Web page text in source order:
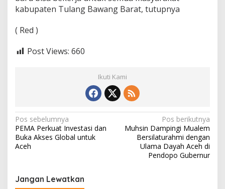
kabupaten Tulang Bawang Barat, tutupnya
( Red )
Post Views: 660
Ikuti Kami
N
a
v
g
Pos sebelumnya
PEMA Perkuat Investasi dan
Buka Akses Global untuk
Aceh
Pos berikutnya
Muhsin Dampingi Mualem
Bersilaturahmi dengan
Ulama Dayah Aceh di
Pendopo Gubernur
Jangan Lewatkan